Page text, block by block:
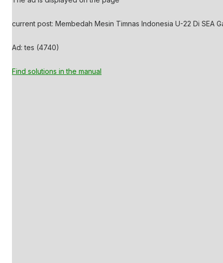
current post: Membedah Mesin Timnas Indonesia U-22 Di SEA
Ad: tes (4740)
Find solutions in the manual